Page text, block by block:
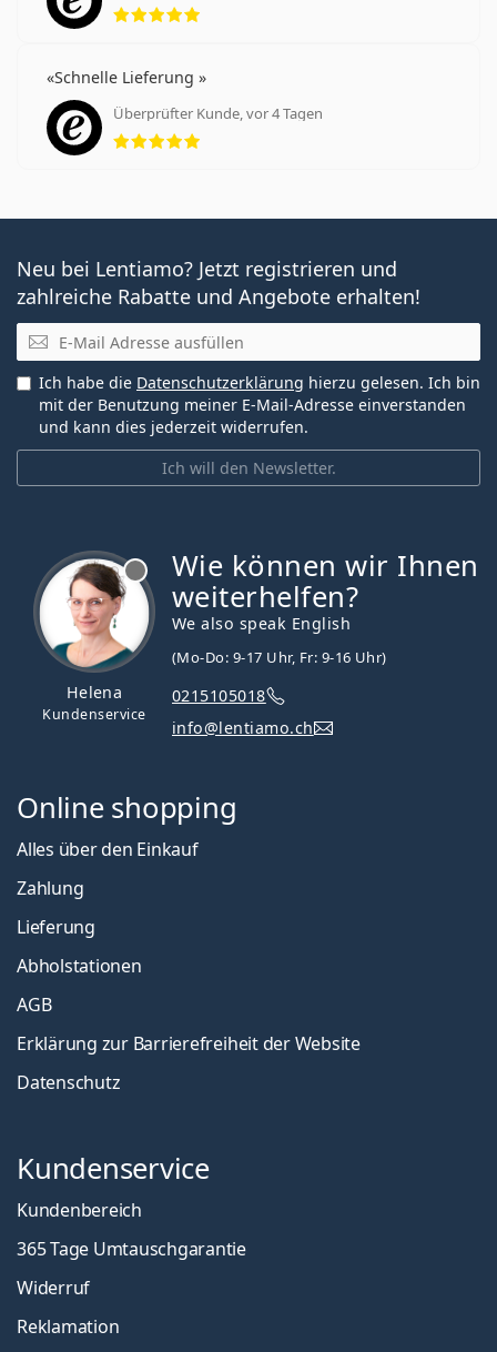
Schnelle Lieferung
Überprüfter Kunde, vor 4 Tagen
Bewertung 5 aus 5
Neu bei Lentiamo? Jetzt registrieren und
zahlreiche Rabatte und Angebote erhalten!
E-Mail
Ich will den Newsletter.
Ich habe die Datenschutzerklärung hierzu gelesen. Ich bin
mit der Benutzung meiner E-Mail-Adresse einverstanden
und kann dies jederzeit widerrufen.
Helena
Kundenservice
Wie können wir Ihnen
weiterhelfen?
We also speak English
(Mo-Do: 9-17 Uhr, Fr: 9-16 Uhr)
0215105018
info@lentiamo.ch
Online shopping
Alles über den Einkauf
Zahlung
Lieferung
Abholstationen
AGB
Erklärung zur Barrierefreiheit der Website
Datenschutz
Kundenservice
Kundenbereich
365 Tage Umtauschgarantie
Widerruf
Reklamation